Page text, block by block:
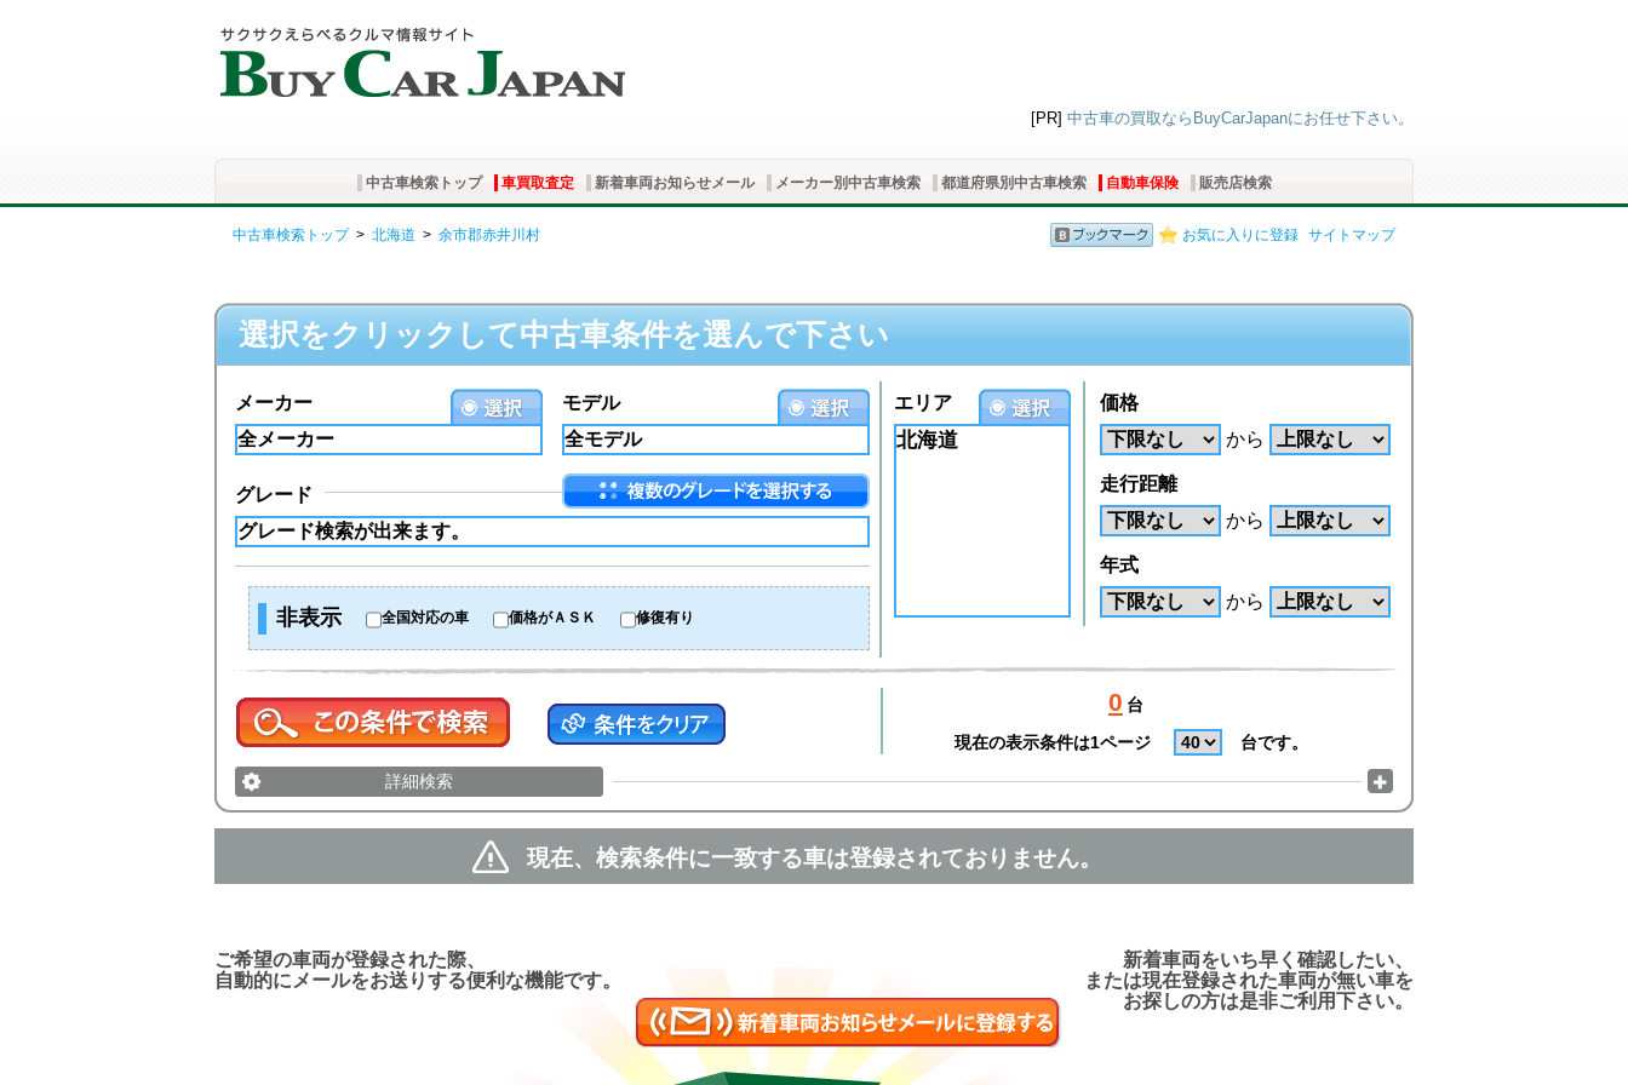
[PR] 中古車の買取ならBuyCarJapanにお任せ下さい。
中古車検索トップ 車買取査定 新着車両お知らせメール メーカー別中古車検索 都道府県別中古車検索 自動車保険 販売店検索
お気に入りに登録 サイトマップ
中古車検索トップ> 北海道 > 余市郡赤井川村
選択をクリックして中古車条件を選んで下さい
モデル
メーカー
グレード
非表示 全国対応の車 価格がＡＳＫ 修復有り
エリア
北海道
価格
から
走行距離
から
年式
から
0 台
現在の表示条件は1ページ
台です。
詳細検索
現在、検索条件に一致する車は登録されておりません。
新着車両をいち早く確認したい、
または現在登録された車両が無い車を
お探しの方は是非ご利用下さい。
ご希望の車両が登録された際、
自動的にメールをお送りする便利な機能です。